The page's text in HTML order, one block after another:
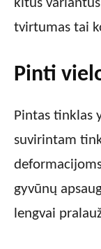
kitus
tvirtumas tai
Pinti
Pintas tinklas
suvirintam
gyvūnų
lengvai